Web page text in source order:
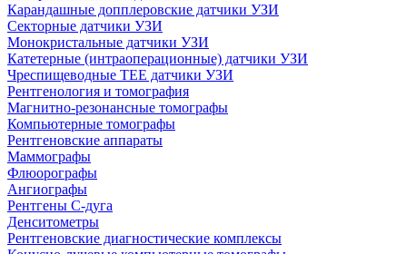
Карандашные допплеровские датчики УЗИ
Секторные датчики УЗИ
Монокристальные датчики УЗИ
Катетерные (интраоперационные) датчики УЗИ
Чреспищеводные TEE датчики УЗИ
Рентгенология и томография
Магнитно-резонансные томографы
Компьютерные томографы
Рентгеновские аппараты
Маммографы
Флюорографы
Ангиографы
Рентгены С-дуга
Денситометры
Рентгеновские диагностические комплексы